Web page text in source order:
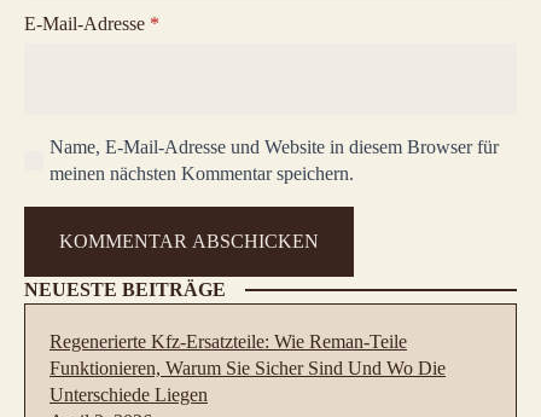
E-Mail-Adresse *
Name, E-Mail-Adresse und Website in diesem Browser für
meinen nächsten Kommentar speichern.
NEUESTE BEITRÄGE
Regenerierte Kfz-Ersatzteile: Wie Reman-Teile
Funktionieren, Warum Sie Sicher Sind Und Wo Die
Unterschiede Liegen